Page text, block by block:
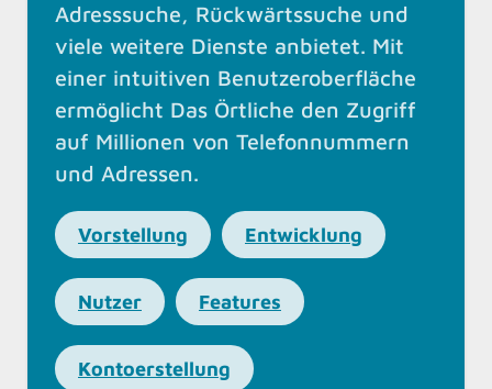
Adresssuche, Rückwärtssuche und
viele weitere Dienste anbietet. Mit
einer intuitiven Benutzeroberfläche
ermöglicht Das Örtliche den Zugriff
auf Millionen von Telefonnummern
und Adressen.
Vorstellung Entwicklung
Nutzer Features
Kontoerstellung